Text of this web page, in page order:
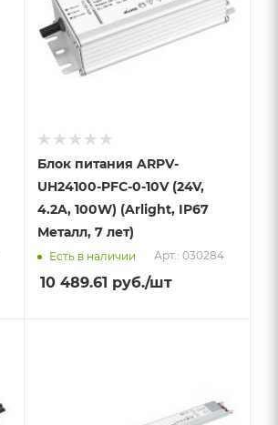
Блок питания ARPV-
UH24100-PFC-0-10V (24V,
4.2A, 100W) (Arlight, IP67
Металл, 7 лет)
Есть в наличии Арт.: 030284
10 489.61 руб./шт